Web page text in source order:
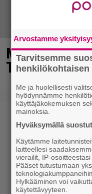
MTV: He
Tähtien
Arvostamme
Tarvitsemme
Me ja huolellisesti
hyödynnämme
käyttäjäkokemuksen
mainoksia.
Hyväksymällä
Käytämme
laitteellesi
vierailit, IP-
Pääset tutustumaan
Hylkääminen voi
käytettävyyteen.